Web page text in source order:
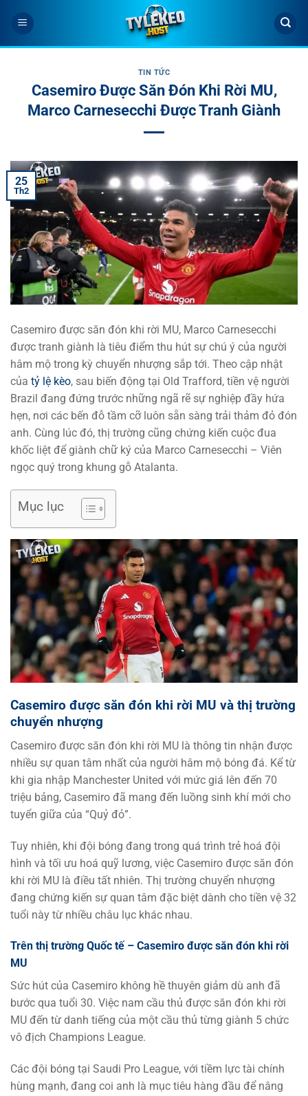
qua
nội
TIN TỨC
Casemiro Được Săn Đón Khi Rời MU,
Marco Carnesecchi Được Tranh Giành
25
Th2
Casemiro được săn đón khi rời MU, Marco Carnesecchi
được tranh giành là tiêu điểm thu hút sự chú ý của người
hâm mộ trong kỳ chuyển nhượng sắp tới. Theo cập nhật
của tỷ lệ kèo, sau biến động tại Old Trafford, tiền vệ người
Brazil đang đứng trước những ngã rẽ sự nghiệp đầy hứa
hẹn, nơi các bến đỗ tầm cỡ luôn sẵn sàng trải thảm đỏ đón
anh. Cùng lúc đó, thị trường cũng chứng kiến cuộc đua
khốc liệt để giành chữ ký của Marco Carnesecchi – Viên
ngọc quý trong khung gỗ Atalanta.
Mục lục
Casemiro được săn đón khi rời MU và thị trường
chuyển nhượng
Casemiro được săn đón khi rời MU là thông tin nhận được
nhiều sự quan tâm nhất của người hâm mộ bóng đá. Kể từ
khi gia nhập Manchester United với mức giá lên đến 70
triệu bảng, Casemiro đã mang đến luồng sinh khí mới cho
tuyển giữa của “Quỷ đỏ”.
Tuy nhiên, khi đội bóng đang trong quá trình trẻ hoá đội
hình và tối ưu hoá quỹ lương, việc Casemiro được săn đón
khi rời MU là điều tất nhiên. Thị trường chuyển nhượng
đang chứng kiến sự quan tâm đặc biệt dành cho tiền vệ 32
tuổi này từ nhiều châu lục khác nhau.
Trên thị trường Quốc tế – Casemiro được săn đón khi rời
MU
Sức hút của Casemiro không hề thuyên giảm dù anh đã
bước qua tuổi 30. Việc nam cầu thủ được săn đón khi rời
MU đến từ danh tiếng của một cầu thủ từng giành 5 chức
vô địch Champions League.
Các đội bóng tại Saudi Pro League, với tiềm lực tài chính
hùng mạnh, đang coi anh là mục tiêu hàng đầu để nâng